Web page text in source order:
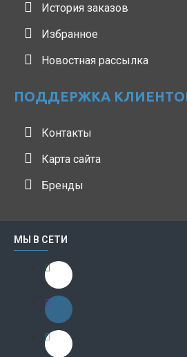
История заказов
Избранное
Новостная рассылка
ПОДДЕРЖКА
Контакты
Карта сайта
Бренды
МЫ В СЕТИ